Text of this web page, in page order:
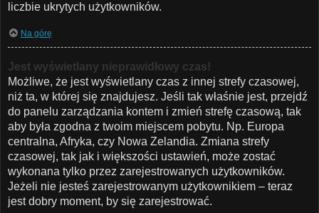
liczbie ukrytych użytkowników.
Na górę
Jest wyświetlany nieprawidłowy czas!
Możliwe, że jest wyświetlany czas z innej strefy czasowej,
niż ta, w której się znajdujesz. Jeśli tak właśnie jest, przejdź
do panelu zarządzania kontem i zmień strefę czasową, tak
aby była zgodna z twoim miejscem pobytu. Np. Europa
centralna, Afryka, czy Nowa Zelandia. Zmiana strefy
czasowej, tak jak i większości ustawień, może zostać
wykonana tylko przez zarejestrowanych użytkowników.
Jeżeli nie jesteś zarejestrowanym użytkownikiem – teraz
jest dobry moment, by się zarejestrować.